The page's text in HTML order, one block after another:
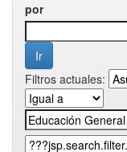
por
Filtros actuales: